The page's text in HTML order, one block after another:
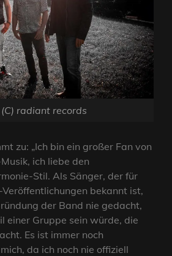
radiant records
zu: „Ich bin ein großer Fan von
ich liebe den
Stil. Als Sänger, der für
bekannt ist,
der Band nie gedacht,
einer Gruppe sein würde, die
Es ist immer noch
da ich noch nie offiziell